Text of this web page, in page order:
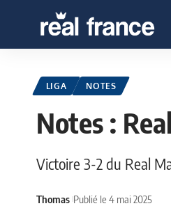
LIGA NOTES
Notes :
Victoire 3-2 du Real
Thomas Publié le 4 mai 2025